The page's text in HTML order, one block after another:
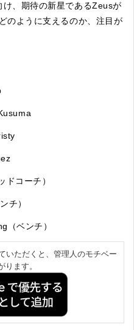
、期待の新星であるZeusが
のように支えるのか、注目が
コーチ）
チ）
（ベンチ ）
いただくと、管理人のモチベー
ります。